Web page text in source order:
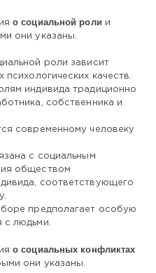
о социальной роли и
они указаны.
роли зависит
качеств.
индивида традиционно
собственника и
современному человеку
с социальным
обществом
соответствующего
предполагает особую
людьми.
о социальных конфликтах
они указаны.